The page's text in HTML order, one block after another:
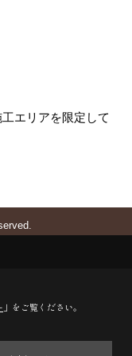
エリアを限定して
」をご覧ください。